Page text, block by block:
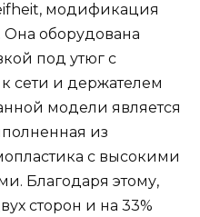
модификация
Она оборудована
под утюг с
сети и держателем
модели является
из
с высокими
Благодаря этому,
сторон и на 33%